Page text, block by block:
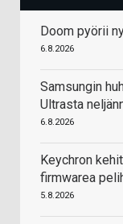
Doom pyörii
6.8.2026
Samsungin
Ultrasta
6.8.2026
Keychron
firmwarea
5.8.2026